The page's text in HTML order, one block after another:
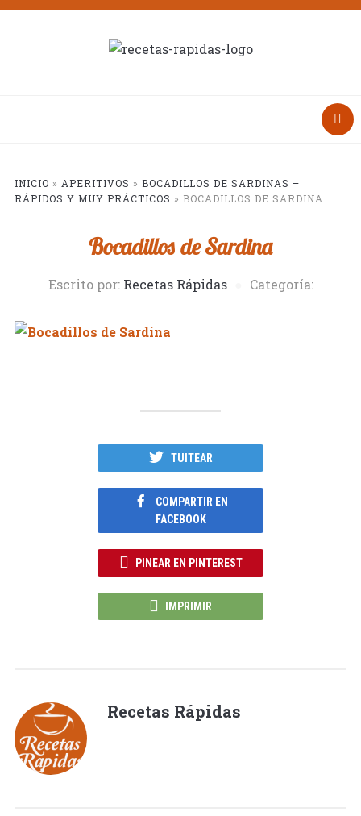
INICIO » APERITIVOS » BOCADILLOS DE SARDINAS –
RÁPIDOS Y MUY PRÁCTICOS » BOCADILLOS DE SARDINA
Bocadillos de Sardina
Escrito por: Recetas Rápidas Categoría:
TUITEAR
COMPARTIR EN
FACEBOOK
PINEAR EN PINTEREST
IMPRIMIR
Recetas Rápidas